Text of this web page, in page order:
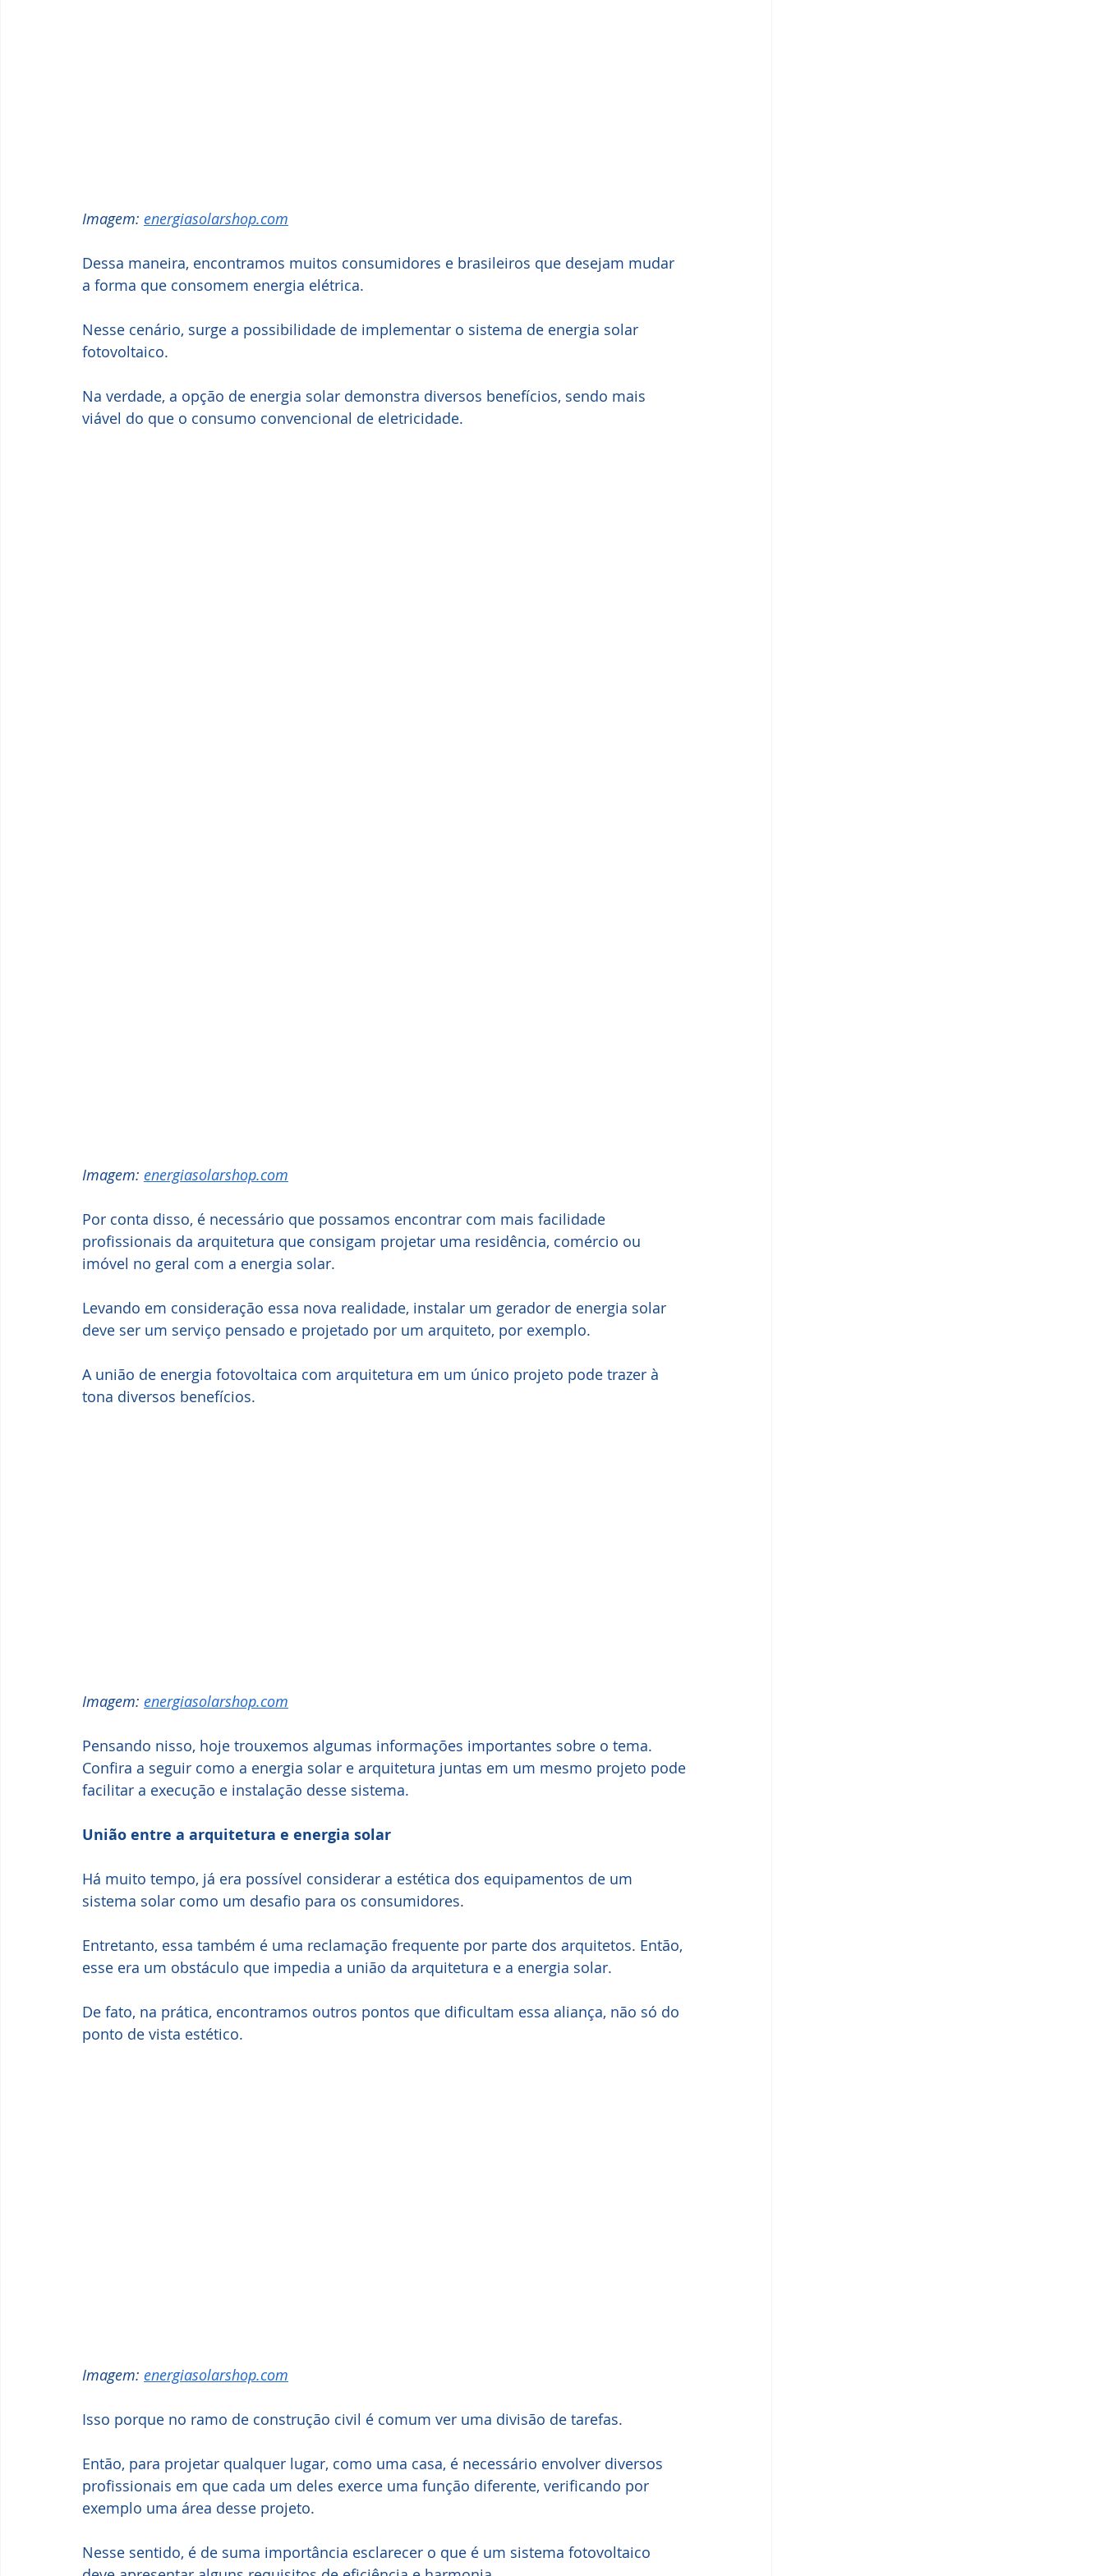
Imagem: energiasolarshop.com
Dessa maneira, encontramos muitos consumidores e brasileiros que desejam mudar
a forma que consomem energia elétrica.
Nesse cenário, surge a possibilidade de implementar o sistema de energia solar
fotovoltaico.
Na verdade, a opção de energia solar demonstra diversos benefícios, sendo mais
viável do que o consumo convencional de eletricidade.
Imagem: energiasolarshop.com
Por conta disso, é necessário que possamos encontrar com mais facilidade
profissionais da arquitetura que consigam projetar uma residência, comércio ou
imóvel no geral com a energia solar.
Levando em consideração essa nova realidade, instalar um gerador de energia solar
deve ser um serviço pensado e projetado por um arquiteto, por exemplo.
A união de energia fotovoltaica com arquitetura em um único projeto pode trazer à
tona diversos benefícios.
Imagem: energiasolarshop.com
Pensando nisso, hoje trouxemos algumas informações importantes sobre o tema.
Confira a seguir como a energia solar e arquitetura juntas em um mesmo projeto pode
facilitar a execução e instalação desse sistema.
União entre a arquitetura e energia solar
Há muito tempo, já era possível considerar a estética dos equipamentos de um
sistema solar como um desafio para os consumidores.
Entretanto, essa também é uma reclamação frequente por parte dos arquitetos. Então,
esse era um obstáculo que impedia a união da arquitetura e a energia solar.
De fato, na prática, encontramos outros pontos que dificultam essa aliança, não só do
ponto de vista estético.
Imagem: energiasolarshop.com
Isso porque no ramo de construção civil é comum ver uma divisão de tarefas.
Então, para projetar qualquer lugar, como uma casa, é necessário envolver diversos
profissionais em que cada um deles exerce uma função diferente, verificando por
exemplo uma área desse projeto.
Nesse sentido, é de suma importância esclarecer o que é um sistema fotovoltaico